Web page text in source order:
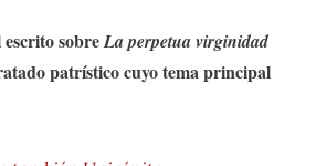
escrito sobreLa perpetua virginidad
patrístico cuyo tema principal